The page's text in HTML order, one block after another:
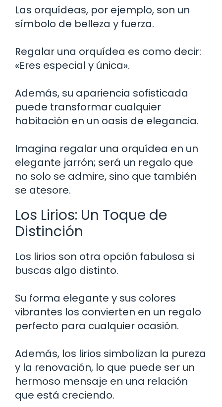
Las orquídeas, por ejemplo, son un
símbolo de belleza y fuerza.
Regalar una orquídea es como decir:
«Eres especial y única».
Además, su apariencia sofisticada
puede transformar cualquier
habitación en un oasis de elegancia.
Imagina regalar una orquídea en un
elegante jarrón; será un regalo que
no solo se admire, sino que también
se atesore.
Los Lirios: Un Toque de
Distinción
Los lirios son otra opción fabulosa si
buscas algo distinto.
Su forma elegante y sus colores
vibrantes los convierten en un regalo
perfecto para cualquier ocasión.
Además, los lirios simbolizan la pureza
y la renovación, lo que puede ser un
hermoso mensaje en una relación
que está creciendo.